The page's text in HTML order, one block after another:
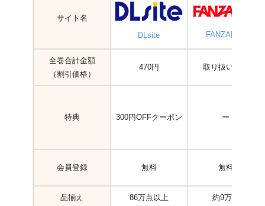
サイト名
DLsite
FANZA同人
全巻合計金額
（割引価格）
470円 取り扱いなし
特典 300円OFFクーポン ー
会員登録 無料 無料
品揃え 86万点以上 約9万冊